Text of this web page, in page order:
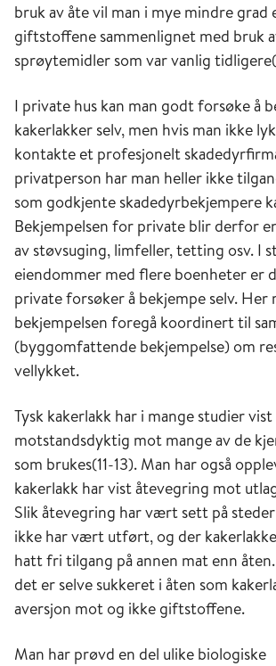
bruk av åte vil man i mye mindre grad
giftstoffene sammenlignet med bruk
sprøytemidler som var vanlig
I private hus kan man godt forsøke å
kakerlakker selv, men hvis man ikke
kontakte et profesjonelt
privatperson har man heller ikke
som godkjente skadedyrbekjempere
Bekjempelsen for private blir derfor
av støvsuging, limfeller, tetting osv. I
eiendommer med flere boenheter er
private forsøker å bekjempe selv. Her
bekjempelsen foregå koordinert til
(byggomfattende bekjempelse) om
vellykket.
Tysk kakerlakk har i mange studier
motstandsdyktig mot mange av de
som brukes(11-13). Man har også
kakerlakk har vist åtevegring mot
Slik åtevegring har vært sett på
ikke har vært utført, og der
hatt fri tilgang på annen mat enn
det er selve sukkeret i åten som
aversjon mot og ikke giftstoffene.
Man har prøvd en del ulike biologiske